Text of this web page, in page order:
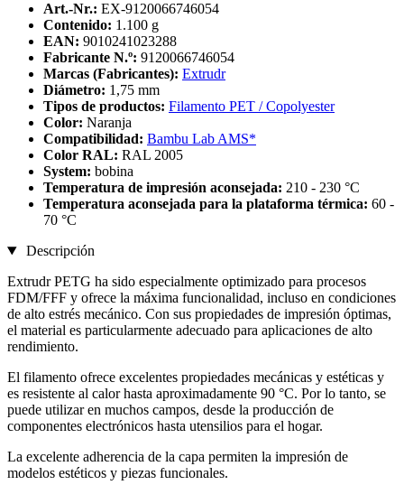
Art.-Nr.: EX-9120066746054
Contenido: 1.100 g
EAN: 9010241023288
Fabricante N.º: 9120066746054
Marcas (Fabricantes): Extrudr
Diámetro: 1,75 mm
Tipos de productos: Filamento PET / Copolyester
Color: Naranja
Compatibilidad: Bambu Lab AMS*
Color RAL: RAL 2005
System: bobina
Temperatura de impresión aconsejada: 210 - 230 °C
Temperatura aconsejada para la plataforma térmica: 60 -
70 °C
Descripción
Extrudr PETG ha sido especialmente optimizado para procesos
FDM/FFF y ofrece la máxima funcionalidad, incluso en condiciones
de alto estrés mecánico. Con sus propiedades de impresión óptimas,
el material es particularmente adecuado para aplicaciones de alto
rendimiento.
El filamento ofrece excelentes propiedades mecánicas y estéticas y
es resistente al calor hasta aproximadamente 90 °C. Por lo tanto, se
puede utilizar en muchos campos, desde la producción de
componentes electrónicos hasta utensilios para el hogar.
La excelente adherencia de la capa permiten la impresión de
modelos estéticos y piezas funcionales.